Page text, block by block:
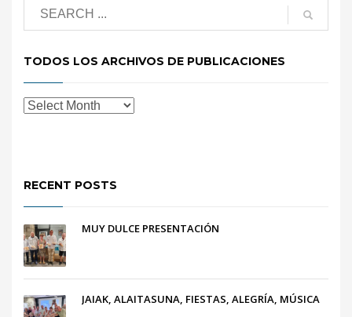
TODOS LOS ARCHIVOS DE PUBLICACIONES
RECENT POSTS
MUY DULCE PRESENTACIÓN
JAIAK, ALAITASUNA, FIESTAS, ALEGRÍA, MÚSICA